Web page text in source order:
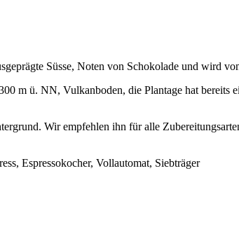
Süsse, Noten von Schokolade und wird
m ü. NN, Vulkanboden, die Plantage hat
Wir empfehlen ihn für alle
Espressokocher, Vollautomat, Siebträger